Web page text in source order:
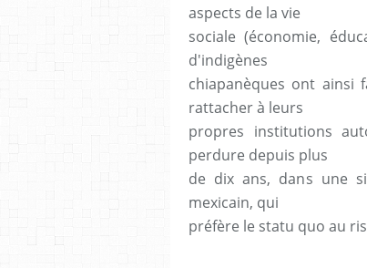
aspects de la vie
sociale (économie,
d'indigènes
chiapanèques ont ainsi
rattacher à leurs
propres institutions
perdure depuis plus
de dix ans, dans une
mexicain, qui
préfère le statu quo au